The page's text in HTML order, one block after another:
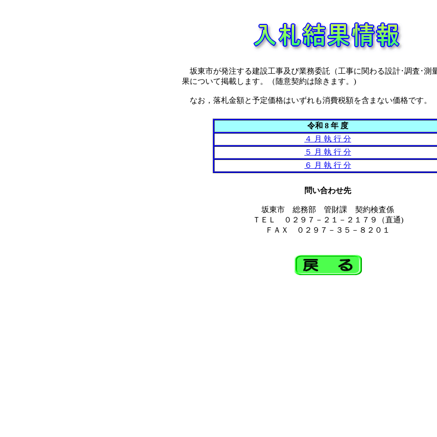
坂東市が発注する建設工事及び業務委託（工事に関わる設計･調査･測
果について掲載します。（随意契約は除きます。)
なお，落札金額と予定価格はいずれも消費税額を含まない価格です。
令和 8 年 度
４ 月 執 行 分
５ 月 執 行 分
６ 月 執 行 分
問い合わせ先
坂東市 総務部 管財課 契約検査係
ＴＥＬ ０２９７－２１－２１７９（直通)
ＦＡＸ ０２９７－３５－８２０１